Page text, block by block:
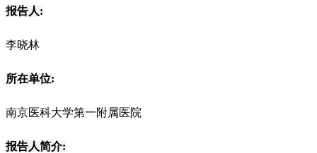
报告人:
李晓林
所在单位:
南京医科大学第一附属医院
报告人简介: